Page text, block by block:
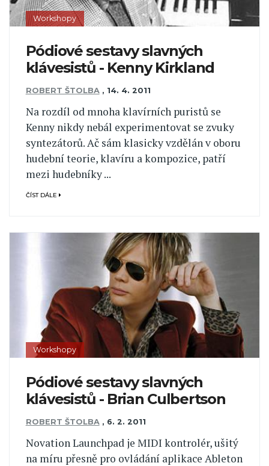
Workshopy
Pódiové sestavy slavných
klávesistů - Kenny Kirkland
ROBERT ŠTOLBA , 14. 4. 2011
Na rozdíl od mnoha klavírních puristů se
Kenny nikdy nebál experimentovat se zvuky
syntezátorů. Ač sám klasicky vzdělán v oboru
hudební teorie, klavíru a kompozice, patří
mezi hudebníky ...
ČÍST DÁLE
Workshopy
Pódiové sestavy slavných
klávesistů - Brian Culbertson
ROBERT ŠTOLBA , 6. 2. 2011
Novation Launchpad je MIDI kontrolér, ušitý
na míru přesně pro ovládání aplikace Ableton